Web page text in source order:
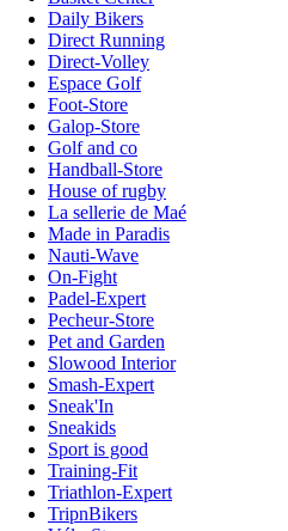
Daily Bikers
Direct Running
Direct-Volley
Espace Golf
Foot-Store
Galop-Store
Golf and co
Handball-Store
House of rugby
La sellerie de Maé
Made in Paradis
Nauti-Wave
On-Fight
Padel-Expert
Pecheur-Store
Pet and Garden
Slowood Interior
Smash-Expert
Sneak'In
Sneakids
Sport is good
Training-Fit
Triathlon-Expert
TripnBikers